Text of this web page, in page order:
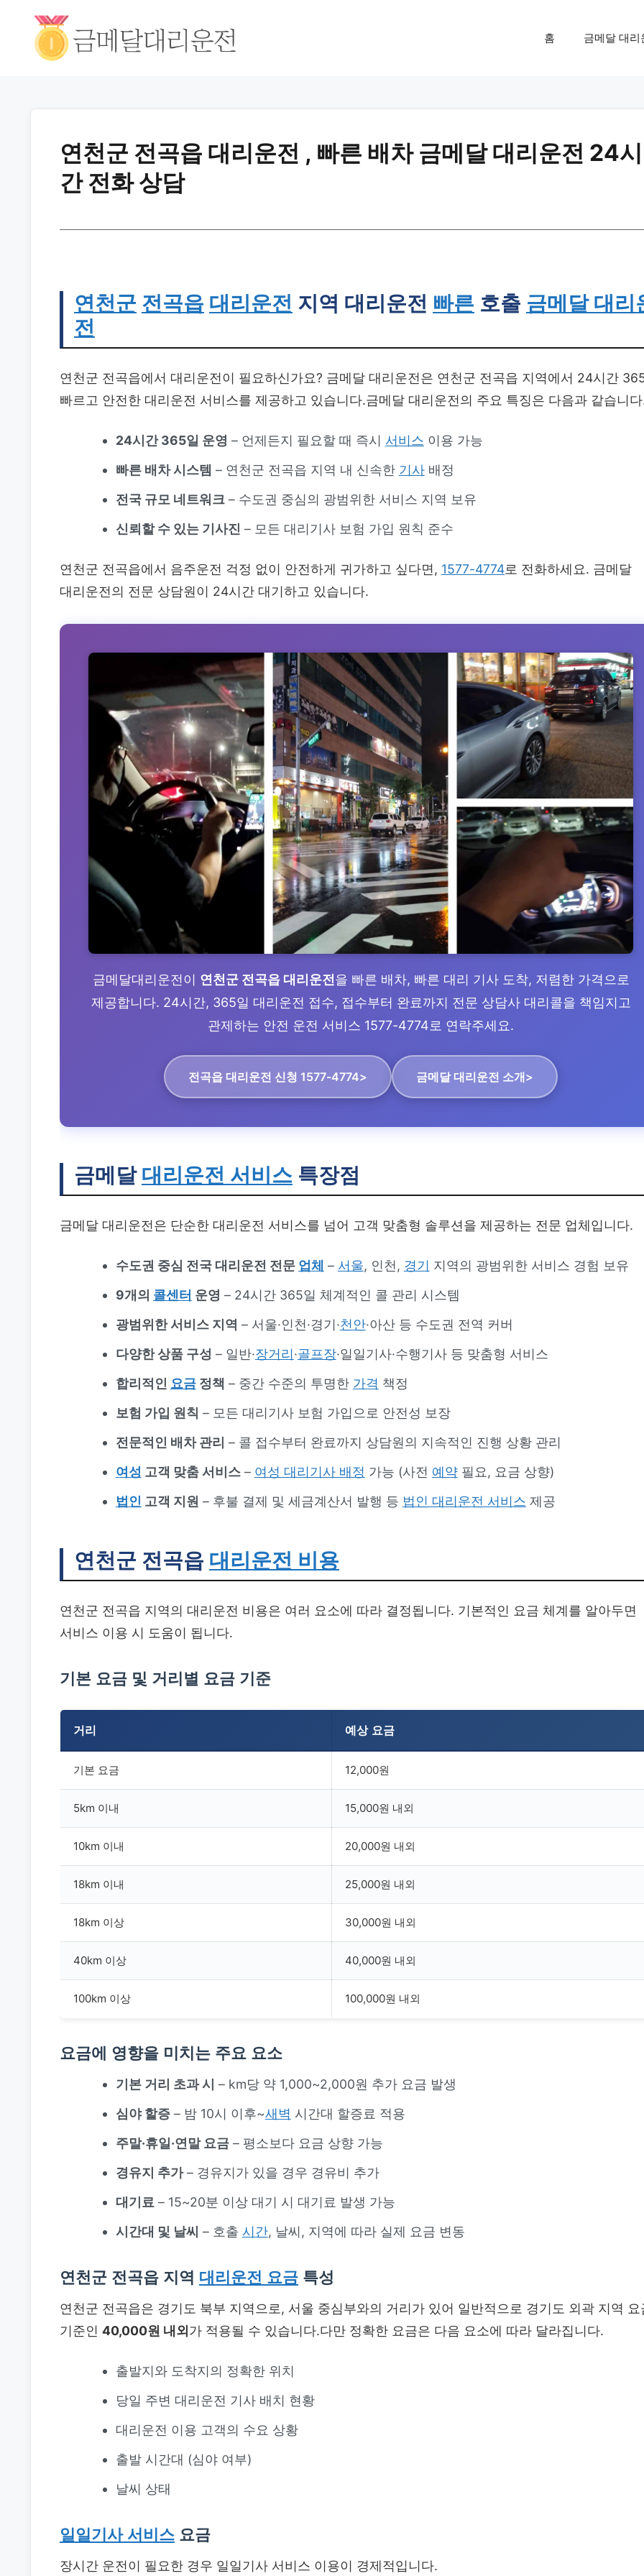
홈 금메달 대리
연천군 전곡읍 대리운전 , 빠른 배차 금메달 대리운전 24시
간 전화 상담
연천군 전곡읍 대리운전 지역 대리운전 빠른 호출 금메달 대리
전
연천군 전곡읍에서 대리운전이 필요하신가요? 금메달 대리운전은 연천군 전곡읍 지역에서 24시간
빠르고 안전한 대리운전 서비스를 제공하고 있습니다.금메달 대리운전의 주요 특징은 다음과 같습니
24시간 365일 운영 – 언제든지 필요할 때 즉시 서비스 이용 가능
빠른 배차 시스템 – 연천군 전곡읍 지역 내 신속한 기사배정
전국 규모 네트워크– 수도권 중심의 광범위한 서비스 지역 보유
신뢰할 수 있는 기사진 – 모든 대리기사 보험 가입 원칙 준수
연천군 전곡읍에서 음주운전 걱정 없이 안전하게 귀가하고 싶다면, 1577-4774로 전화하세요. 금메달
대리운전의 전문 상담원이 24시간 대기하고 있습니다.
금메달대리운전이 연천군 전곡읍 대리운전 을 빠른 배차, 빠른 대리 기사 도착, 저렴한 가격으로
제공합니다. 24시간, 365일 대리운전 접수, 접수부터 완료까지 전문 상담사 대리콜을 책임지고
관제하는 안전 운전 서비스 1577-4774로 연락주세요.
전곡읍 대리운전 신청 1577-4774> 금메달 대리운전 소개>
금메달 대리운전 서비스 특장점
금메달 대리운전은 단순한 대리운전 서비스를 넘어 고객 맞춤형 솔루션을 제공하는 전문 업체입니다.
수도권 중심 전국 대리운전 전문 업체 – 서울, 인천, 경기 지역의 광범위한 서비스 경험 보유
9개의 콜센터 운영 – 24시간 365일 체계적인 콜 관리 시스템
광범위한 서비스 지역 – 서울·인천·경기·천안·아산 등 수도권 전역 커버
다양한 상품 구성 – 일반·장거리·골프장·일일기사·수행기사 등 맞춤형 서비스
합리적인 요금정책 – 중간 수준의 투명한 가격 책정
보험 가입 원칙 – 모든 대리기사 보험 가입으로 안전성 보장
전문적인 배차 관리 – 콜 접수부터 완료까지 상담원의 지속적인 진행 상황 관리
여성 고객 맞춤 서비스– 여성 대리기사 배정 가능 (사전 예약필요, 요금 상향)
법인 고객 지원 – 후불 결제 및 세금계산서 발행 등 법인 대리운전 서비스 제공
연천군 전곡읍 대리운전 비용
연천군 전곡읍 지역의 대리운전 비용은 여러 요소에 따라 결정됩니다. 기본적인 요금 체계를 알아두면
서비스 이용 시 도움이 됩니다.
기본 요금 및 거리별 요금 기준
거리 예상 요금
기본 요금 12,000원
5km 이내 15,000원 내외
10km 이내 20,000원 내외
18km 이내 25,000원 내외
18km 이상 30,000원 내외
40km 이상 40,000원 내외
100km 이상 100,000원 내외
요금에 영향을 미치는 주요 요소
기본 거리 초과 시 – km당 약 1,000~2,000원 추가 요금 발생
심야 할증– 밤 10시 이후~새벽 시간대 할증료 적용
주말·휴일·연말 요금– 평소보다 요금 상향 가능
경유지 추가– 경유지가 있을 경우 경유비 추가
대기료 – 15~20분 이상 대기 시 대기료 발생 가능
시간대 및 날씨 – 호출 시간, 날씨, 지역에 따라 실제 요금 변동
연천군 전곡읍 지역 대리운전 요금 특성
연천군 전곡읍은 경기도 북부 지역으로, 서울 중심부와의 거리가 있어 일반적으로 경기도 외곽 지역 요
기준인 40,000원 내외 가 적용될 수 있습니다.다만 정확한 요금은 다음 요소에 따라 달라집니다.
출발지와 도착지의 정확한 위치
당일 주변 대리운전 기사 배치 현황
대리운전 이용 고객의 수요 상황
출발 시간대 (심야 여부)
날씨 상태
일일기사 서비스 요금
장시간 운전이 필요한 경우 일일기사 서비스 이용이 경제적입니다.